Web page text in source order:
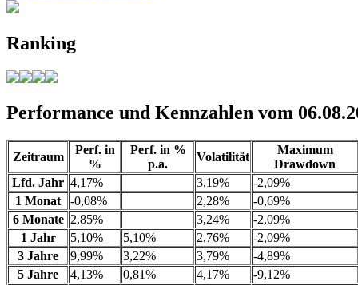
Ranking
Performance und Kennzahlen vom
Zeitraum
Perf. in
%
Perf. in %
p.a.
Volatilität
Maximum
Drawdown
Lfd. Jahr 4,17% 3,19%
-2,09%
1 Monat
-0,08% 2,28%
-0,69%
6 Monate 2,85% 3,24%
-2,09%
1 Jahr
5,10% 5,10% 2,76%
-2,09%
3 Jahre
9,99% 3,22% 3,79%
-4,89%
5 Jahre
4,13% 0,81% 4,17% -9,12%